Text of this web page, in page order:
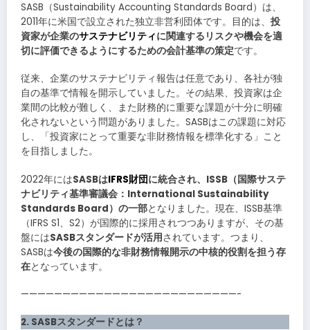
SASB（Sustainability Accounting Standards Board）は、
2011年に米国で設立された独立非営利団体です。目的は、 投
資家が企業のサステナビリティに関連するリスクや機会を適
切に評価できるようにするための会計基準の策定です。
従来、企業のサステナビリティ報告は任意であり、各社が独
自の基準で情報を開示していました。その結果、投資家は企
業間の比較が難しく、また財務的に重要な課題が十分に明確
化されないという問題がありました。SASBはこの課題に対応
し、「投資家にとって重要な非財務情報を標準化する」こと
を目指しました。
2022年にはSASBはIFRS財団に統合され、ISSB（国際サステ
ナビリティ基準審議会：International Sustainability
Standards Board）の一部となりました。現在、ISSB基準
（IFRS S1、S2）が国際的に採用されつつありますが、その基
盤にはSASBスタンダードが活用されています。つまり、
SASBは今後の国際的な非財務情報開示の中核的役割を担う存
在となっています。
——————————————————————————-
2. SASBスタンダードとは？